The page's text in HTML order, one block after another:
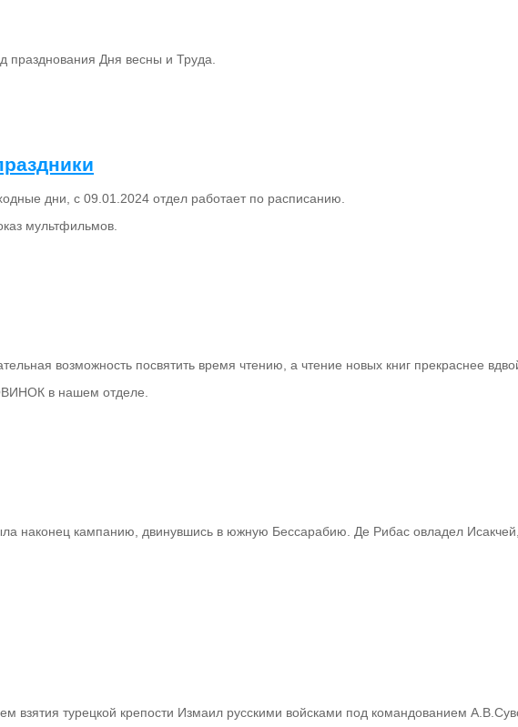
Дня весны и Труда.
дни, с 09.01.2024 отдел работает по расписанию.
мультфильмов.
возможность посвятить время чтению, а чтение новых книг прекраснее
в нашем отделе.
наконец кампанию, двинувшись в южную Бессарабию. Де Рибас овладел
взятия турецкой крепости Измаил русскими войсками под командованием